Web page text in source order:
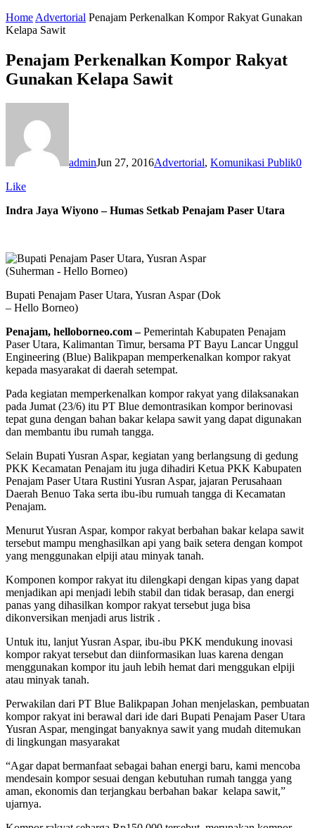
Home Advertorial Penajam Perkenalkan Kompor Rakyat Gunakan
Kelapa Sawit
Penajam Perkenalkan Kompor Rakyat
Gunakan Kelapa Sawit
adminJun 27, 2016Advertorial, Komunikasi Publik0
Like
Indra Jaya Wiyono – Humas Setkab Penajam Paser Utara
Bupati Penajam Paser Utara, Yusran Aspar (Dok
– Hello Borneo)
Penajam, helloborneo.com –Pemerintah Kabupaten Penajam
Paser Utara, Kalimantan Timur, bersama PT Bayu Lancar Unggul
Engineering (Blue) Balikpapan memperkenalkan kompor rakyat
kepada masyarakat di daerah setempat.
Pada kegiatan memperkenalkan kompor rakyat yang dilaksanakan
pada Jumat (23/6) itu PT Blue demontrasikan kompor berinovasi
tepat guna dengan bahan bakar kelapa sawit yang dapat digunakan
dan membantu ibu rumah tangga.
Selain Bupati Yusran Aspar, kegiatan yang berlangsung di gedung
PKK Kecamatan Penajam itu juga dihadiri Ketua PKK Kabupaten
Penajam Paser Utara Rustini Yusran Aspar, jajaran Perusahaan
Daerah Benuo Taka serta ibu-ibu rumuah tangga di Kecamatan
Penajam.
Menurut Yusran Aspar, kompor rakyat berbahan bakar kelapa sawit
tersebut mampu menghasilkan api yang baik setera dengan kompot
yang menggunakan elpiji atau minyak tanah.
Komponen kompor rakyat itu dilengkapi dengan kipas yang dapat
menjadikan api menjadi lebih stabil dan tidak berasap, dan energi
panas yang dihasilkan kompor rakyat tersebut juga bisa
dikonversikan menjadi arus listrik .
Untuk itu, lanjut Yusran Aspar, ibu-ibu PKK mendukung inovasi
kompor rakyat tersebut dan diinformasikan luas karena dengan
menggunakan kompor itu jauh lebih hemat dari menggukan elpiji
atau minyak tanah.
Perwakilan dari PT Blue Balikpapan Johan menjelaskan, pembuatan
kompor rakyat ini berawal dari ide dari Bupati Penajam Paser Utara
Yusran Aspar, mengingat banyaknya sawit yang mudah ditemukan
di lingkungan masyarakat
“Agar dapat bermanfaat sebagai bahan energi baru, kami mencoba
mendesain kompor sesuai dengan kebutuhan rumah tangga yang
aman, ekonomis dan terjangkau berbahan bakar kelapa sawit,”
ujarnya.